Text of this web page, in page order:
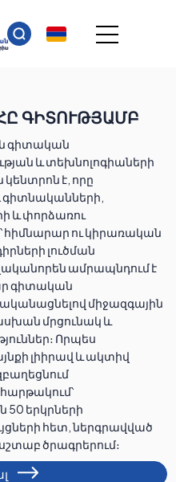
ԳԻՏՈՒԹՅԱՄԲ
գիտական
և տեխնոլոգիաների
է, որը
և փորձառու
ու կիրառական
լուծման
ամրապնդում է
գիտական
միջազգային
մրցունակ և
Որպես
լիիրավ և ակտիվ
50 երկրների
հետ, ներգրավված
ծրագրերում։